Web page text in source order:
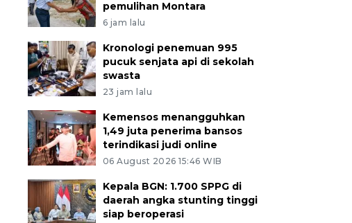
pemulihan Montara
6 jam lalu
Kronologi penemuan 995
pucuk senjata api di sekolah
swasta
23 jam lalu
Kemensos menangguhkan
1,49 juta penerima bansos
terindikasi judi online
06 August 2026 15:46 WIB
Kepala BGN: 1.700 SPPG di
daerah angka stunting tinggi
siap beroperasi